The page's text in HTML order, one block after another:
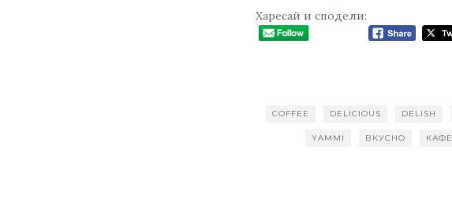
Харесай и сподели:
COFFEE DELICIOUS DELISH
YAMMI ВКУСНО КАФЕ